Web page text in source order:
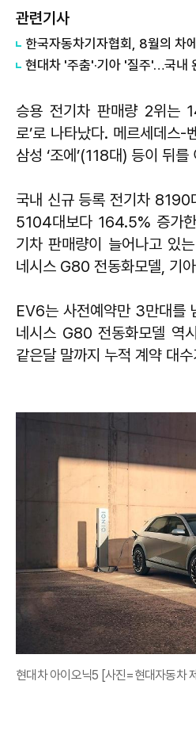
관련기사
한국자동차기자협회, 8월의 차
현대차 '주춤'·기아 '질주'…국내
승용 전기차 판매량 2위는
로’로 나타났다. 메르세데스-
삼성 ‘조에’(118대) 등이 뒤를
국내 신규 등록 전기차 8190
5104대보다 164.5% 증가
기차 판매량이 늘어나고 있
네시스 G80 전동화모델, 기
EV6는 사전예약만 3만대를
네시스 G80 전동화모델 역
같은달 말까지 누적 계약 대
현대차 아이오닉5 [사진=현대자동차